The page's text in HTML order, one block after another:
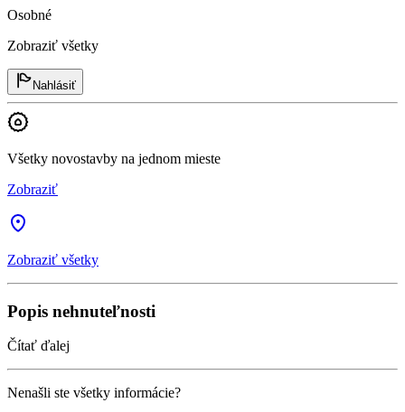
Osobné
Zobraziť všetky
Nahlásiť
Všetky novostavby na jednom mieste
Zobraziť
Zobraziť všetky
Popis nehnuteľnosti
Čítať ďalej
Nenašli ste všetky informácie?